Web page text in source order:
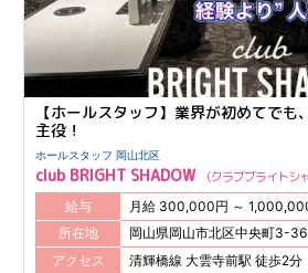
【ホールスタッフ】業界が初めてで
主役！
ホールスタッフ 岡山北区
club BRIGHT SHADOW クラブブライトシ
給与
月給 300,000円 ～
所在地
岡山県岡山市北区中央町3-36
アクセス
清輝橋線 大雲寺前駅 徒歩2分